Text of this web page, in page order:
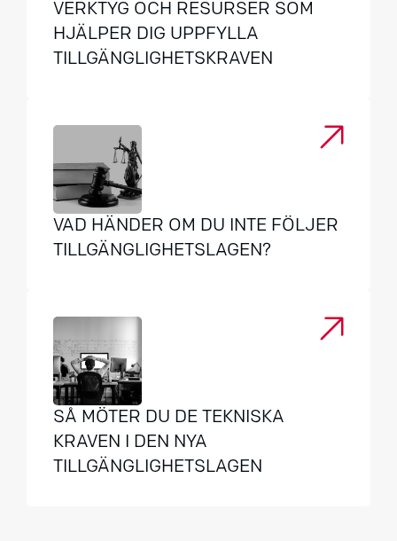
VERKTYG OCH RESURSER SOM
HJÄLPER DIG UPPFYLLA
TILLGÄNGLIGHETSKRAVEN
VAD HÄNDER OM DU INTE FÖLJER
TILLGÄNGLIGHETSLAGEN?
SÅ MÖTER DU DE TEKNISKA
KRAVEN I DEN NYA
TILLGÄNGLIGHETSLAGEN